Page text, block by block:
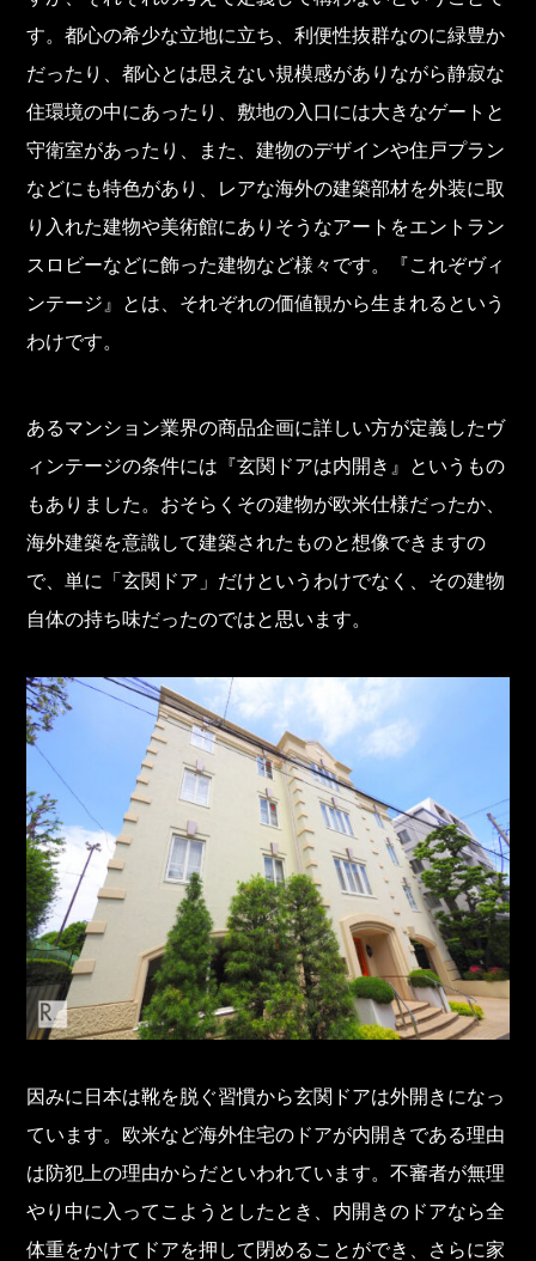
す。都心の希少な立地に立ち、利便性抜群なのに緑豊か
だったり、都心とは思えない規模感がありながら静寂な
住環境の中にあったり、敷地の入口には大きなゲートと
守衛室があったり、また、建物のデザインや住戸プラン
などにも特色があり、レアな海外の建築部材を外装に取
り入れた建物や美術館にありそうなアートをエントラン
スロビーなどに飾った建物など様々です。『これぞヴィ
ンテージ』とは、それぞれの価値観から生まれるという
わけです。
あるマンション業界の商品企画に詳しい方が定義したヴ
ィンテージの条件には『玄関ドアは内開き』というもの
もありました。おそらくその建物が欧米仕様だったか、
海外建築を意識して建築されたものと想像できますの
で、単に「玄関ドア」だけというわけでなく、その建物
自体の持ち味だったのではと思います。
因みに日本は靴を脱ぐ習慣から玄関ドアは外開きになっ
ています。欧米など海外住宅のドアが内開きである理由
は防犯上の理由からだといわれています。不審者が無理
やり中に入ってこようとしたとき、内開きのドアなら全
体重をかけてドアを押して閉めることができ、さらに家